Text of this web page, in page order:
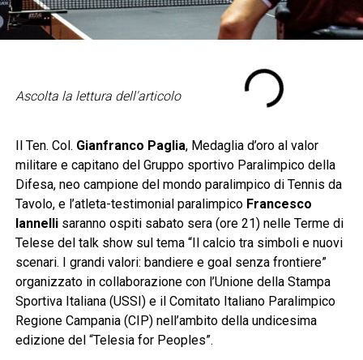
Ascolta la lettura dell'articolo
Il Ten. Col. Gianfranco Paglia, Medaglia d’oro al valor
militare e capitano del Gruppo sportivo Paralimpico della
Difesa, neo campione del mondo paralimpico di Tennis da
Tavolo, e l’atleta-testimonial paralimpico Francesco
Iannelli saranno ospiti sabato sera (ore 21) nelle Terme di
Telese del talk show sul tema “Il calcio tra simboli e nuovi
scenari. I grandi valori: bandiere e goal senza frontiere”
organizzato in collaborazione con l’Unione della Stampa
Sportiva Italiana (USSI) e il Comitato Italiano Paralimpico
Regione Campania (CIP) nell’ambito della undicesima
edizione del “Telesia for Peoples”.